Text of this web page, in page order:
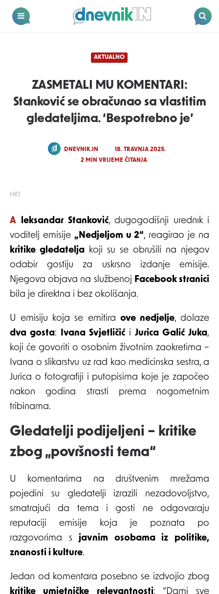
Dnevnik.in
HRT
AKTUALNO
ZASMETALI MU KOMENTARI:
Stanković se obračunao sa vlastitim
gledateljima. ‘Bespotrebno je’
POSTED
DNEVNIK.IN
18. TRAVNJA 2025.
2 MIN VRIJEME ČITANJA
Aleksandar Stanković, dugogodišnji urednik i
voditelj emisije „Nedjeljom u 2“, reagirao je na
kritike gledatelja koji su se obrušili na njegov
odabir gostiju za uskrsno izdanje emisije.
Njegova objava na službenoj Facebook stranici
bila je direktna i bez okolišanja.
U emisiju koja se emitira ove nedjelje, dolaze
dva gosta: Ivana Svjetličić i Jurica Galić Juka,
koji će govoriti o osobnim životnim zaokretima –
Ivana o slikarstvu uz rad kao medicinska sestra, a
Jurica o fotografiji i putopisima koje je započeo
nakon godina strasti prema nogometnim
tribinama.
Gledatelji podijeljeni – kritike
zbog „površnosti tema“
U komentarima na društvenim mrežama
pojedini su gledatelji izrazili nezadovoljstvo,
smatrajući da tema i gosti ne odgovaraju
reputaciji emisije koja je poznata po
razgovorima sjavnim osobama iz politike,
znanosti i kulture.
Jedan od komentara posebno se izdvojio zbog
kritike umjetničke relevantnosti: “Dami sve